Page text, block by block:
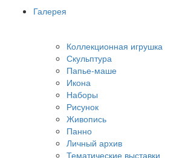
Галерея
Коллекционная игрушка
Скульптура
Папье-маше
Икона
Наборы
Рисунок
Живопись
Панно
Личный архив
Тематические выставки